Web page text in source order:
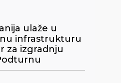
ulaže u
infrastrukturu
za izgradnju